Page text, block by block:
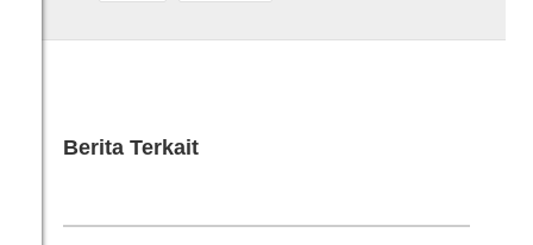
Berita Terkait